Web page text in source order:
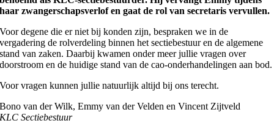
haar zwangerschapsverlof en gaat de rol van secretaris vervullen.
Voor degene die er niet bij konden zijn, bespraken we in de
vergadering de rolverdeling binnen het sectiebestuur en de algemene
stand van zaken. Daarbij kwamen onder meer jullie vragen over
doorstroom en de huidige stand van de cao-onderhandelingen aan bod.
Voor vragen kunnen jullie natuurlijk altijd bij ons terecht.
Bono van der Wilk, Emmy van der Velden en Vincent Zijtveld
KLC Sectiebestuur